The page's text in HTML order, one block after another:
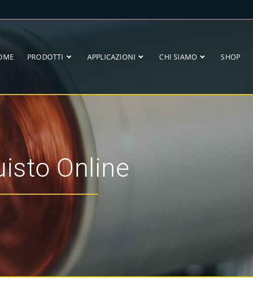
PRODOTTI APPLICAZIONI CHI SIAMO SHOP
Online